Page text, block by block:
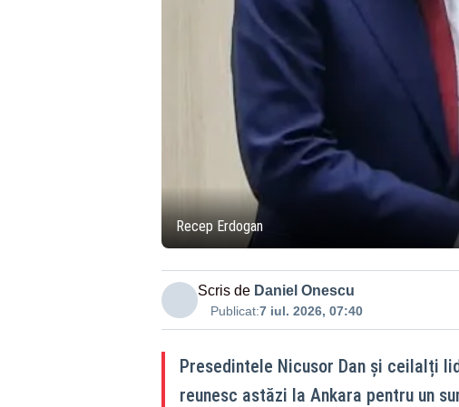
Recep Erdogan
Scris de Daniel Onescu
Publicat:7 iul. 2026, 07:40
Presedintele Nicusor Dan și ceilalți
reunesc astăzi la Ankara pentru un